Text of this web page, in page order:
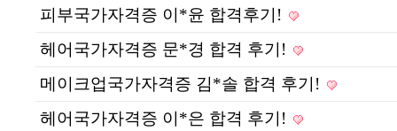
피부국가자격증 이*윤 합격후기!
헤어국가자격증 문*경 합격 후기!
메이크업국가자격증 김*솔 합격 후기!
헤어국가자격증 이*은 합격 후기!